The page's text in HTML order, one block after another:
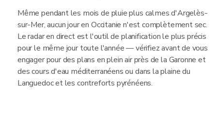
Même pendant les mois de pluie plus calmes d'Argelès-
sur-Mer, aucun jour en Occitanie n'est complètement sec.
Le radar en direct est l'outil de planification le plus précis
pour le même jour toute l'année — vérifiez avant de vous
engager pour des plans en plein air près de la Garonne et
des cours d'eau méditerranéens ou dans la plaine du
Languedoc et les contreforts pyrénéens.